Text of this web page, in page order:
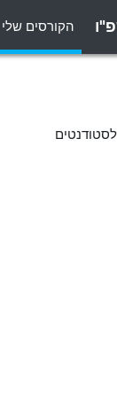
הקורסים שלי
לסטודנטים